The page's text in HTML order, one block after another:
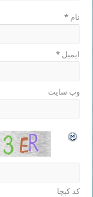
نام*
ایمیل*
وب‌ سایت
کد کپچا